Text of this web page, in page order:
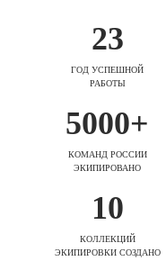
23
ГОД УСПЕШНОЙ
РАБОТЫ
5000+
КОМАНД РОССИИ
ЭКИПИРОВАНО
10
КОЛЛЕКЦИЙ
ЭКИПИРОВКИ СОЗДАНО